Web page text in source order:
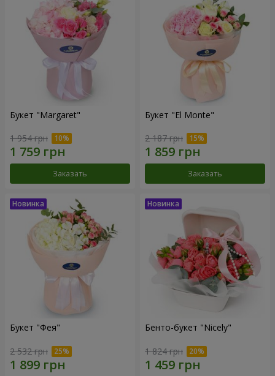
Букет "Margaret"
1 954 грн
Заказать
Букет "El Monte"
2 187 грн
Заказать
Букет "Фея"
2 532 грн
Бенто-букет "Nicely"
1 824 грн